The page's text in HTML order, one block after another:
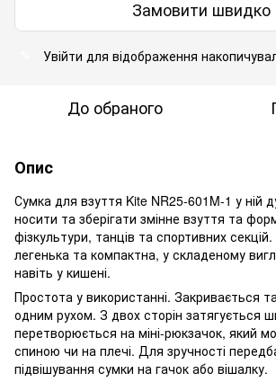
Замовити швидко
Увійти для відображення
До обраного
Опис
Сумка для взуття Kite NR25-601M-1 у ній
носити та зберігати змінне взуття та
фізкультури, танців та спортивних
легенька та компактна, у складеному
навіть у кишені.
Простота у використанні. Закривається
одним рухом. З двох сторін затягується
перетворюється на міні-рюкзачок, який
спиною чи на плечі. Для зручності
підвішування сумки на гачок або вішалку.